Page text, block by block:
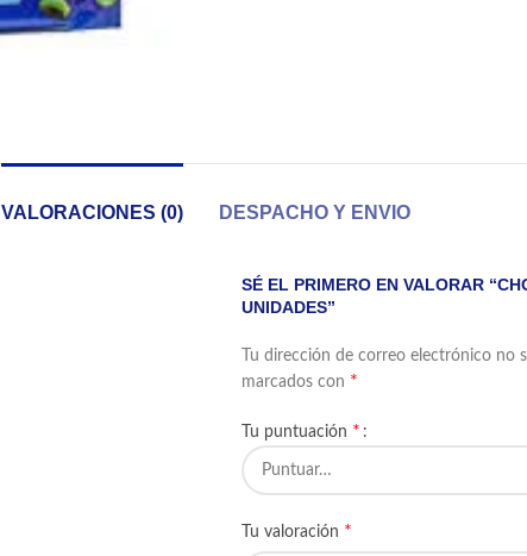
VALORACIONES (0) DESPACHO Y ENVIO
SÉ EL PRIMERO EN VALORAR
UNIDADES”
Tu dirección de correo electrónico no
marcados con *
Tu puntuación *
Tu valoración *